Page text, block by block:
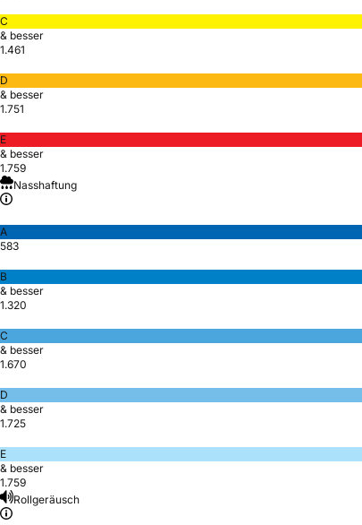
C
& besser
1.461
D
& besser
1.751
E
& besser
1.759
Nasshaftung
A
583
B
& besser
1.320
C
& besser
1.670
D
& besser
1.725
E
& besser
1.759
Rollgeräusch